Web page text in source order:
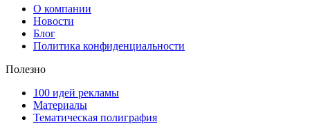
О компании
Новости
Блог
Политика конфиденциальности
Полезно
100 идей рекламы
Материалы
Тематическая полиграфия